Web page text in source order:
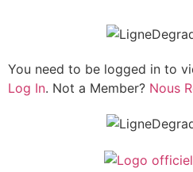
You need to be logged in to
Log In. Not a Member? Nous